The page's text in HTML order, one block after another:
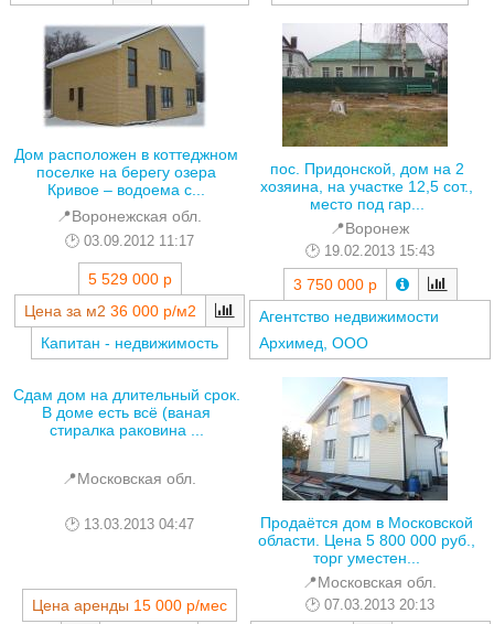
Дом расположен в коттеджном
поселке на берегу озера
Кривое – водоема с...
📍Воронежская обл.
03.09.2012 11:17
5 529 000 р
Цена за м2 36 000 р/м2
Капитан - недвижимость
пос. Придонской, дом на 2
хозяина, на участке 12,5 сот.,
место под гар...
📍Воронеж
19.02.2013 15:43
3 750 000 р
Агентство недвижимости
Архимед, ООО
Сдам дом на длительный срок.
В доме есть всё (ваная
стиралка раковина ...
📍Московская обл.
13.03.2013 04:47
Цена аренды 15 000 р/мес
Продаётся дом в Московской
области. Цена 5 800 000 руб.,
торг уместен...
📍Московская обл.
07.03.2013 20:13